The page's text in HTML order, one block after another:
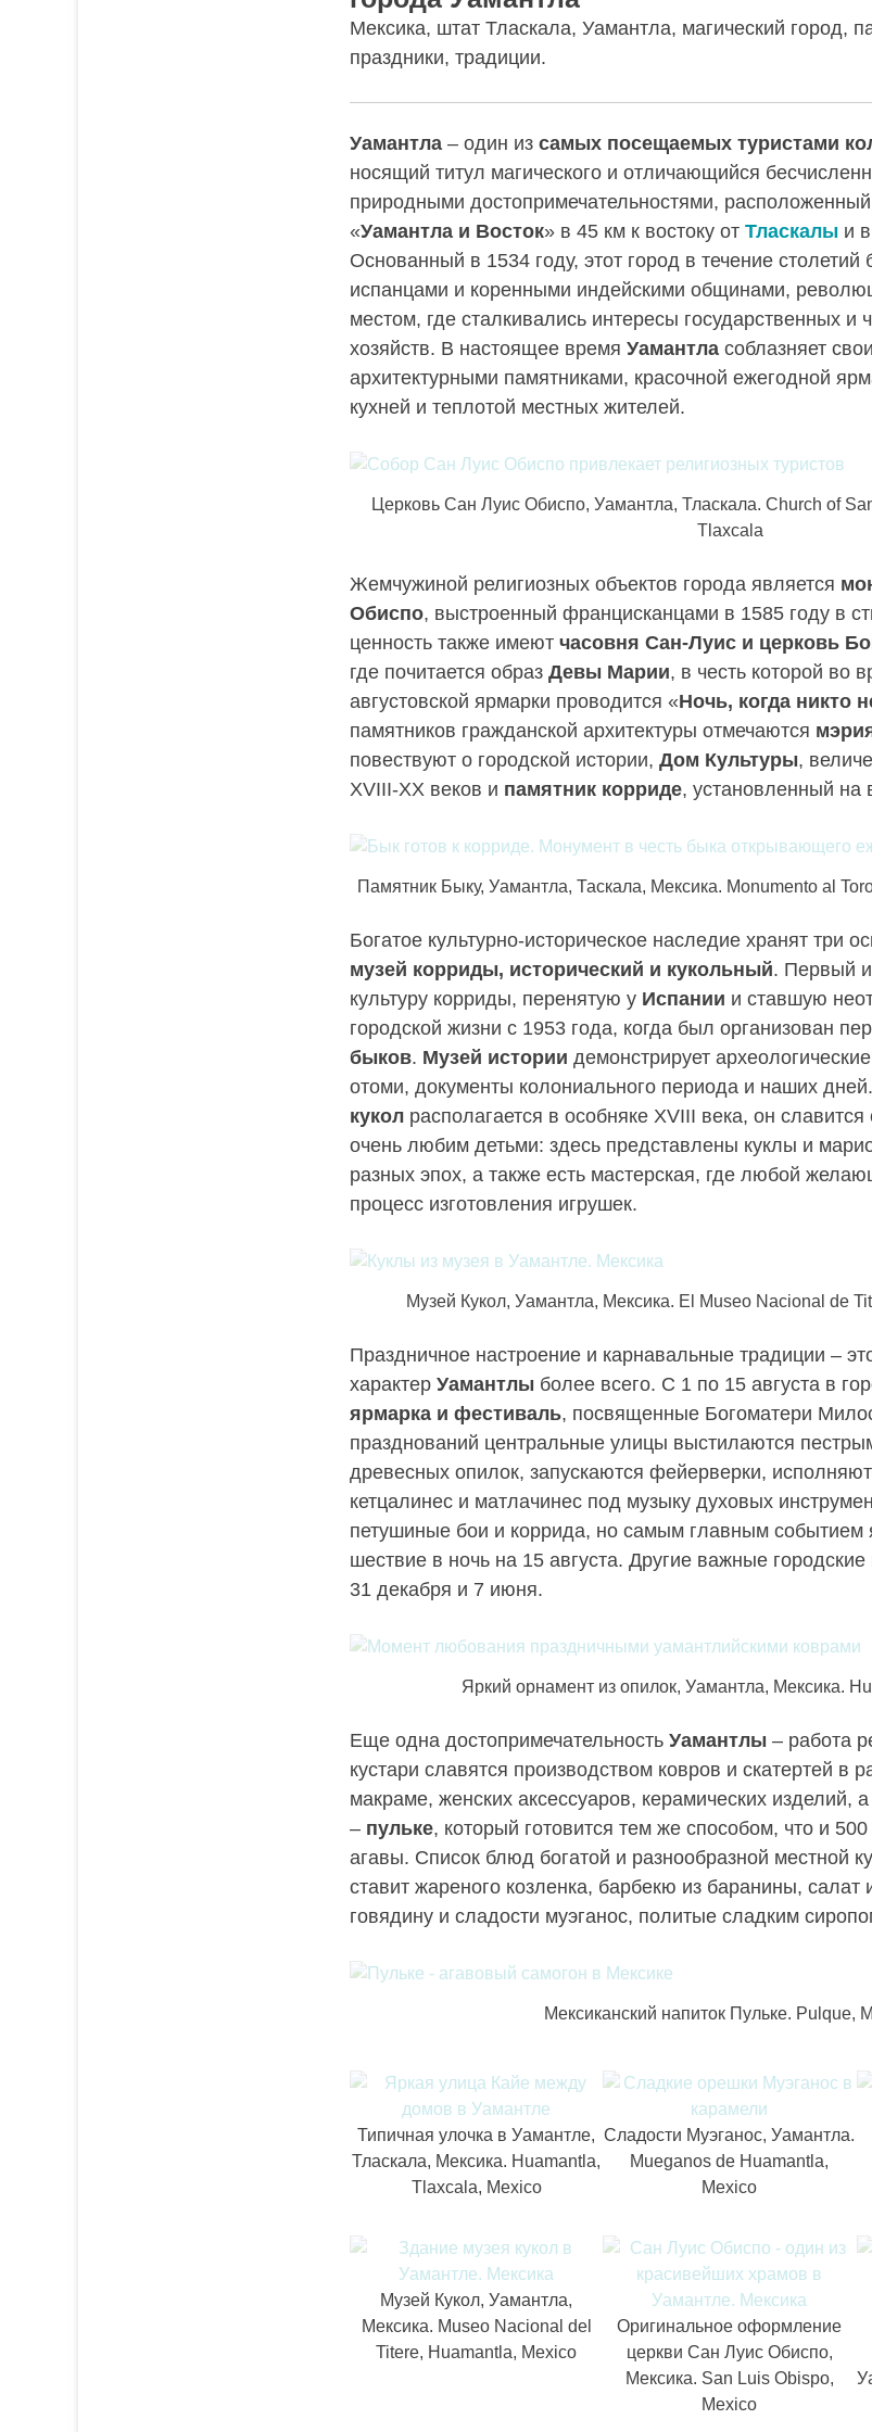
Мексика, штат Тласкала, Уамантла, магический город,
праздники, традиции.
Уамантла – один из самых посещаемых туристами
носящий титул магического и отличающийся
природными достопримечательностями,
«Уамантла и Восток» в 45 км к востоку от Тласкалы и
Основанный в 1534 году, этот город в течение
испанцами и коренными индейскими общинами,
местом, где сталкивались интересы государственных и
хозяйств. В настоящее время Уамантла соблазняет
архитектурными памятниками, красочной ежегодной
кухней и теплотой местных жителей.
Церковь Сан Луис Обиспо, Уамантла, Тласкала. Сhurch of
Tlaxcala
Жемчужиной религиозных объектов города является
Обиспо, выстроенный францисканцами в 1585 году в
ценность также имеют часовня Сан-Луис и церковь
где почитается образ Девы Марии, в честь которой во
августовской ярмарки проводится «Ночь, когда никто
памятников гражданской архитектуры отмечаются
повествуют о городской истории, Дом Культуры,
XVIII-XX веков и памятник корриде, установленный на
Памятник Быку, Уамантла, Таскала, Мексика. Monumento al
Богатое культурно-историческое наследие хранят три
музей корриды, исторический и кукольный. Первый
культуру корриды, перенятую у Испании и ставшую
городской жизни с 1953 года, когда был организован
быков. Музей истории демонстрирует
отоми, документы колониального периода и наших дней.
кукол располагается в особняке XVIII века, он
очень любим детьми: здесь представлены куклы и
разных эпох, а также есть мастерская, где любой
процесс изготовления игрушек.
Музей Кукол, Уамантла, Мексика. El Museo Nacional de
Праздничное настроение и карнавальные традиции –
характер Уамантлы более всего. С 1 по 15 августа в
ярмарка и фестиваль, посвященные Богоматери
празднований центральные улицы выстилаются
древесных опилок, запускаются фейерверки,
кетцалинес и матлачинес под музыку духовых
петушиные бои и коррида, но самым главным событием
шествие в ночь на 15 августа. Другие важные
31 декабря и 7 июня.
Яркий орнамент из опилок, Уамантла, Мексика.
Еще одна достопримечательность Уамантлы – работа
кустари славятся производством ковров и скатертей в
макраме, женских аксессуаров, керамических изделий,
– пульке, который готовится тем же способом, что и
агавы. Список блюд богатой и разнообразной местной
ставит жареного козленка, барбекю из баранины,
говядину и сладости муэганос, политые сладким
Мексиканский напиток Пульке. Pulque,
Типичная улочка в Уамантле,
Тласкала, Мексика. Huamantla,
Tlaxсala, Mexico
Сладости Муэганос, Уамантла.
Mueganos de Huamantla,
Mexico
Музей Кукол, Уамантла,
Мексика. Museo Nacional del
Titere, Huamantla, Mexico
Оригинальное оформление
церкви Сан Луис Обиспо,
Мексика. San Luis Obispo,
Mexico